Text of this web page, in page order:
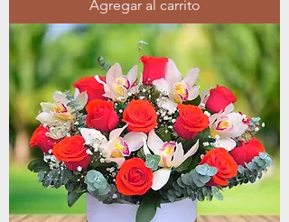
Agregar al carrito